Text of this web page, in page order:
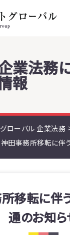
業法務
報
ローバル 企業法務
神田事務所移転に伴
移転に伴
通のお知